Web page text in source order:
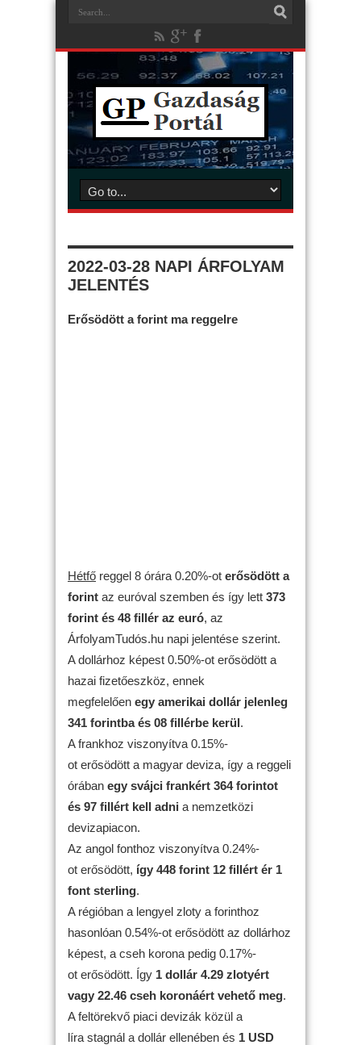
2022-03-28 NAPI ÁRFOLYAM
JELENTÉS
Erősödött a forint ma reggelre
Hétfő reggel 8 órára 0.20%-ot erősödött a
forint az euróval szemben és így lett 373
forint és 48 fillér az euró, az
ÁrfolyamTudós.hu napi jelentése szerint.
A dollárhoz képest 0.50%-ot erősödött a
hazai fizetőeszköz, ennek
megfelelően egy amerikai dollár jelenleg
341 forintba és 08 fillérbe kerül.
A frankhoz viszonyítva 0.15%-
ot erősödött a magyar deviza, így a reggeli
órában egy svájci frankért 364 forintot
és 97 fillért kell adni a nemzetközi
devizapiacon.
Az angol fonthoz viszonyítva 0.24%-
ot erősödött, így 448 forint 12 fillért ér 1
font sterling.
A régióban a lengyel zloty a forinthoz
hasonlóan 0.54%-ot erősödött az dollárhoz
képest, a cseh korona pedig 0.17%-
ot erősödött. Így 1 dollár 4.29 zlotyért
vagy 22.46 cseh koronáért vehető meg.
A feltörekvő piaci devizák közül a
líra stagnál a dollár ellenében és 1 USD